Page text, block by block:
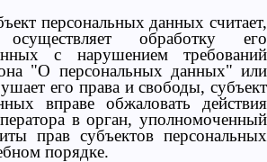
персональных данных считает,
обработку его
с нарушением требований
"О персональных данных" или
его права и свободы, субъект
вправе обжаловать действия
в орган, уполномоченный
прав субъектов персональных
порядке.